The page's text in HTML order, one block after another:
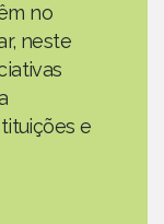
no
neste
e